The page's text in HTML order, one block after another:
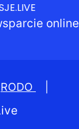
online
RODO